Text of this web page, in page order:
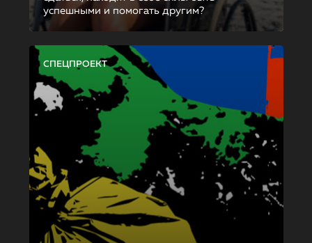
успешными и помогать другим?
СПЕЦПРОЕКТ